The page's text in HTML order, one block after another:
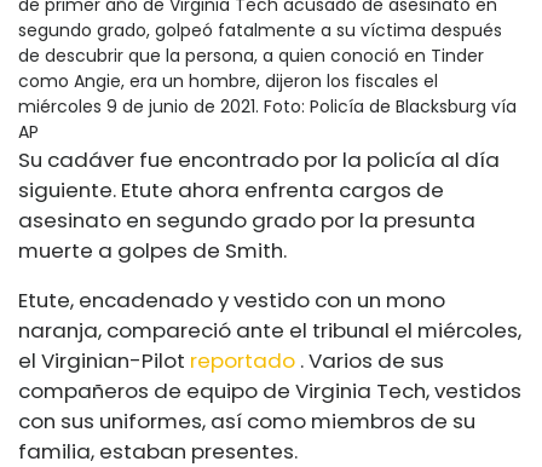
de primer año de Virginia Tech acusado de asesinato en
segundo grado, golpeó fatalmente a su víctima después
de descubrir que la persona, a quien conoció en Tinder
como Angie, era un hombre, dijeron los fiscales el
miércoles 9 de junio de 2021. Foto: Policía de Blacksburg vía
AP
Su cadáver fue encontrado por la policía al día
siguiente. Etute ahora enfrenta cargos de
asesinato en segundo grado por la presunta
muerte a golpes de Smith.
Etute, encadenado y vestido con un mono
naranja, compareció ante el tribunal el miércoles,
el Virginian-Pilot reportado . Varios de sus
compañeros de equipo de Virginia Tech, vestidos
con sus uniformes, así como miembros de su
familia, estaban presentes.